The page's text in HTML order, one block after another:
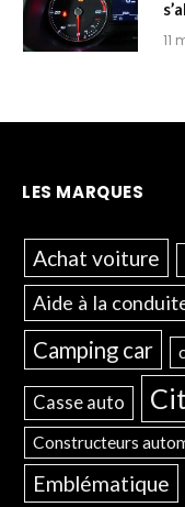
11
LES MARQUES
Achat voiture
Aide à la
Camping car
Casse auto
Constructeurs
Emblématique